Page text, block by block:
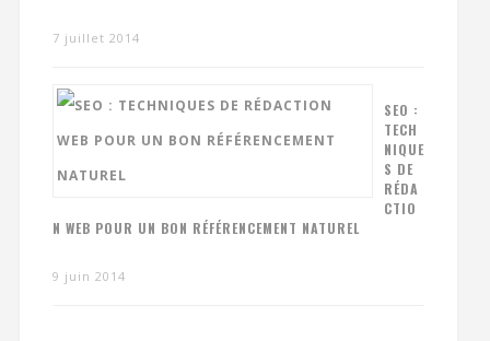
7 juillet 2014
SEO :
TECH
NIQUE
S DE
RÉDA
CTIO
N WEB POUR UN BON RÉFÉRENCEMENT NATUREL
9 juin 2014